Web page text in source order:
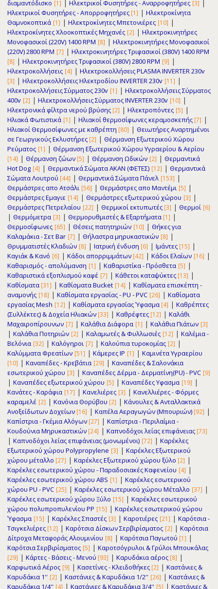
διαμαντόδισκο [1] | Ηλεκτρικοί Φυσητήρες - Αναρροφητήρες [3] |
Ηλεκτρικοί Φυσητήρες - Απορροφητήρες [1] | Ηλεκτροκίνητα
Θαμνοκοπτικά [1] | Ηλεκτροκίνητες Μπετονιέρες [10] |
Ηλεκτροκίνητες Χλοοκοπτικές Μηχανές [2] | Ηλεκτροκινητήρες
Μονοφασικοί (220V) 1400 RPM [8] | Ηλεκτροκινητήρες Μονοφασικοί
(220V) 2800 RPM [7] | Ηλεκτροκινητήρες Τριφασικοί (380V) 1400 RPM
[8] | Ηλεκτροκινητήρες Τριφασικοί (380V) 2800 RPM [9] |
Ηλεκτροκολλήσεις [4] | Ηλεκτροκολλήσεις PLASMA INVERTER 230v
[3] | Ηλεκτροκολλήσεις Ηλεκτροδίου INVERTER 230v [11] |
Ηλεκτροκολλήσεις Σύρματος 230v [1] | Ηλεκτροκολλήσεις Σύρματος
400v [2] | Ηλεκτροκολλήσεις Σύρματος INVERTER 230v [10] |
Ηλεκτρονικά φίλτρα νερού βρύσης [2] | Ηλεκτροπόντες [5] |
Ηλιακά Φωτιστικά [1] | Ηλιακοί θερμοσίφωνες κεραμοσκεπής [7] |
Ηλιακοί Θερμοσίφωνες με καθρέπτη [80] | Θειωτήρες Αναρτημένοι
σε Γεωργικούς Εκλυστήρες [2] | Θέρμανση Εξωτερικού Χώρου
Ρεύματος [1] | Θέρμανση Εξωτερικού Χώρου Υγραερίου & Αερίου
[14] | Θέρμανση ζώων [5] | Θέρμανση Ωδικών [2] | Θερμαντικά
Hot Dog [4] | Θερμαντικά Σώματα ΑΚΑΝ (ΦΕΤΕΣ) [12] | Θερμαντικά
Σώματα Λουτρού [44] | Θερμαντικά Σώματα Πάνελ [153] |
Θερμάστρες απο Ατσάλι [56] | Θερμάστρες απο Μαντέμι [5] |
Θερμάστρες Εμαγιε [14] | Θερμάστρες εξωτερικού χώρου [3] |
Θερμάστρες Πετρελαίου [22] | Θερμικοί εκτυπωτές [3] | Θερμοί [6]
| Θερμόμετρα [3] | Θερμορυθμιστές & Εξαρτήματα [1] |
Θερμοσίφωνες [65] | Θέσεις πατητηριών [10] | Θήκες για
Καλαμάκια - Σετ Bar [7] | Θήλαστρα μηρυκαστικών [8] |
Θρυμματιστές Κλαδιών [8] | Ιατρική ένδυση [6] | Ιμάντες [15] |
Καγιάκ & Κανό [6] | Κάδοι απορριμμάτων [42] | Κάδοι Ελαίων [16] |
Καθαρισμός - απολύμανση [1] | Καθαριστίκα - Πρόσθετα [5] |
Καθαριστικά εξοπλισμού καφέ [7] | Κάθετοι καταψύκτες [13] |
Καθίσματα [31] | Καθίσματα Bucket [14] | Καθίσματα επισκέπτη -
αναμονής [18] | Καθίσματα εργασίας - PU - PVC [26] | Καθίσματα
εργασίας Μesh [12] | Καθίσματα εργασίας Ύφασμα [4] | Καθρέπτες
(Συλλέκτες) & Δοχεία Ηλιακών [33] | Καθρέφτες [12] | Καλάθι
Μαχαιροπίρουνων [7] | Καλάθια Διάφορα [1] | Καλάθια Πιάτων [3]
| Καλάθια Ποτηριών [2] | Καλαμωτές & Φυλλωσιές [12] | Καλέμια -
Βελόνια [32] | Καλόγηροι [7] | Καλούπια τυροκομίας [2] |
Καλύμματα Φρεατίων [51] | Κάμερες IP [1] | Καμινέτα Υγραερίου
[10] | Καναπέδες - Κρεβάτια [29] | Καναπέδες & Σαλονάκια
εσωτερικού χώρου [3] | Καναπέδες Δέρμα - Δερματίνη(PU) - PVC [9]
| Καναπέδες εξωτερικού χώρου [5] | Καναπέδες Υφασμα [19] |
Κανάτες - Καράφια [17] | Κανελιέρες [3] | Κανελλιέρες - Φόρμες
καραμελέ [2] | Κανόνια Θορύβου [2] | Κάνουλες & Ανταλλακτικά
Ανοξείδωτων Δοχείων [16] | Καπέλα Αεραγωγών (Μπουριών) [92] |
Καπίστρια - Γκέμια Αλόγων [27] | Καπίστρια - Περιλαίμια -
Κουδούνια Μηρυκαστικών [24] | Καπνοδόχοι λείας επιφάνειας [73]
| Καπνοδόχοι λείας επιφάνειας (μονωμένοι) [72] | Καρέκλες
Εξωτερικού χώρου Polypropylene [3] | Καρέκλες Εξωτερικού
χώρου μέταλλο [27] | Καρέκλες Εξωτερικού χώρου ξύλο [2] |
Καρέκλες εσωτερικού χώρου - Παραδοσιακές Καφενείου [4] |
Καρέκλες εσωτερικού χώρου ABS [1] | Καρέκλες εσωτερικού
χώρου PU - PVC [25] | Καρέκλες εσωτερικού χώρου Μέταλλο [37] |
Καρέκλες εσωτερικού χώρου Ξύλο [15] | Καρέκλες εσωτερικού
χώρου πολυπροπυλενίου PP [15] | Καρέκλες εσωτερικού χώρου
Ύφασμα [15] | Καρέκλες Σπαστές [3] | Καροτιέρες [21] | Καρότσια -
Τσιγκελιέρες [12] | Καρότσια Δίσκων Σερβιρίσματος [2] | Καρότσια
Δίτροχα Μεταφοράς Αλουμινίου [8] | Καρότσια Παγωτού [1] |
Καρότσια Σερβιρίσματος [5] | Καροτσόγρυλοι & Γρύλοι Μπουκάλας
[29] | Κάρτες - Βάσεις - Μενού [93] | Καρυδάκια αέρος [8] |
Καρφωτικά Αέρος [9] | Κασετίνες - Κλειδοθήκες [2] | Καστάνιες &
Καρυδάκια 1'' [2] | Καστάνιες & Καρυδάκια 1/2'' [26] | Καστάνιες &
Καρυδάκια 1/4'' [4] | Καστάνιες & Καρυδάκια 3/4'' [5] | Καστάνιες &